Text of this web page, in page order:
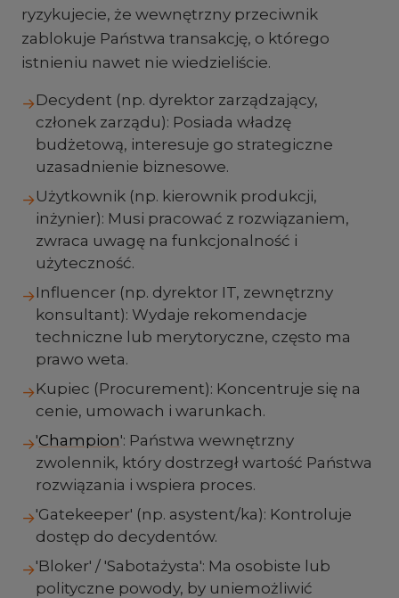
ryzykujecie, że wewnętrzny przeciwnik
zablokuje Państwa transakcję, o którego
istnieniu nawet nie wiedzieliście.
→Decydent (np. dyrektor zarządzający,
członek zarządu): Posiada władzę
budżetową, interesuje go strategiczne
uzasadnienie biznesowe.
→Użytkownik (np. kierownik produkcji,
inżynier): Musi pracować z rozwiązaniem,
zwraca uwagę na funkcjonalność i
użyteczność.
→Influencer (np. dyrektor IT, zewnętrzny
konsultant): Wydaje rekomendacje
techniczne lub merytoryczne, często ma
prawo weta.
→Kupiec (Procurement): Koncentruje się na
cenie, umowach i warunkach.
→'Champion': Państwa wewnętrzny
zwolennik, który dostrzegł wartość Państwa
rozwiązania i wspiera proces.
→'Gatekeeper' (np. asystent/ka): Kontroluje
dostęp do decydentów.
→'Bloker' / 'Sabotażysta': Ma osobiste lub
polityczne powody, by uniemożliwić